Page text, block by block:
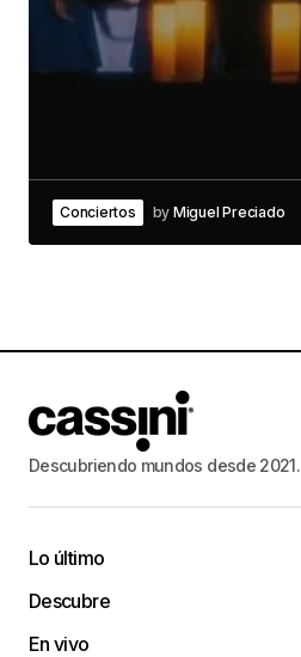
Conciertos by Miguel Preciado
Descubriendo mundos desde 2021.
Lo último
Descubre
En vivo